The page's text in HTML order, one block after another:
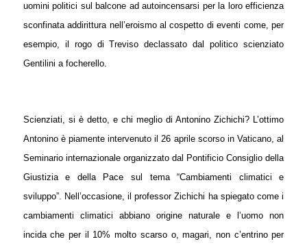
uomini politici sul balcone ad autoincensarsi per la loro efficienza
sconfinata addirittura nell’eroismo al cospetto di eventi come, per
esempio, il rogo di Treviso declassato dal politico scienziato
Gentilini a focherello.
Scienziati, si è detto, e chi meglio di Antonino Zichichi? L’ottimo
Antonino è piamente intervenuto il 26 aprile scorso in Vaticano, al
Seminario internazionale organizzato dal Pontificio Consiglio della
Giustizia e della Pace sul tema “Cambiamenti climatici e
sviluppo”. Nell’occasione, il professor Zichichi ha spiegato come i
cambiamenti climatici abbiano origine naturale e l’uomo non
incida che per il 10% molto scarso o, magari, non c’entrino per